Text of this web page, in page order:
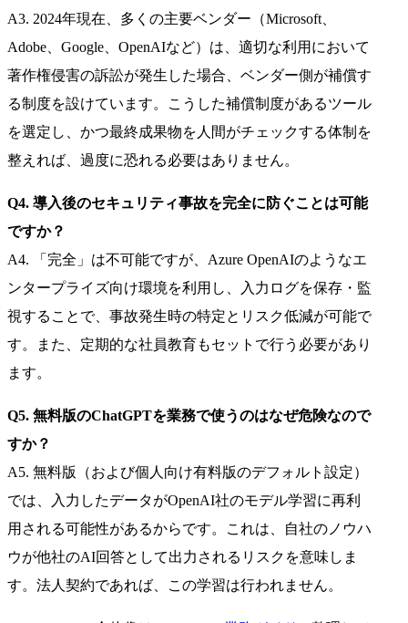
A3. 2024年現在、多くの主要ベンダー（Microsoft、
Adobe、Google、OpenAIなど）は、適切な利用において
著作権侵害の訴訟が発生した場合、ベンダー側が補償す
る制度を設けています。こうした補償制度があるツール
を選定し、かつ最終成果物を人間がチェックする体制を
整えれば、過度に恐れる必要はありません。
Q4. 導入後のセキュリティ事故を完全に防ぐことは可能
ですか？
A4. 「完全」は不可能ですが、Azure OpenAIのようなエ
ンタープライズ向け環境を利用し、入力ログを保存・監
視することで、事故発生時の特定とリスク低減が可能で
す。また、定期的な社員教育もセットで行う必要があり
ます。
Q5. 無料版のChatGPTを業務で使うのはなぜ危険なので
すか？
A5. 無料版（および個人向け有料版のデフォルト設定）
では、入力したデータがOpenAI社のモデル学習に再利
用される可能性があるからです。これは、自社のノウハ
ウが他社のAI回答として出力されるリスクを意味しま
す。法人契約であれば、この学習は行われません。